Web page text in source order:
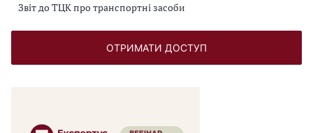
Звіт до ТЦК про транспортні засоби
ОТРИМАТИ ДОСТУП